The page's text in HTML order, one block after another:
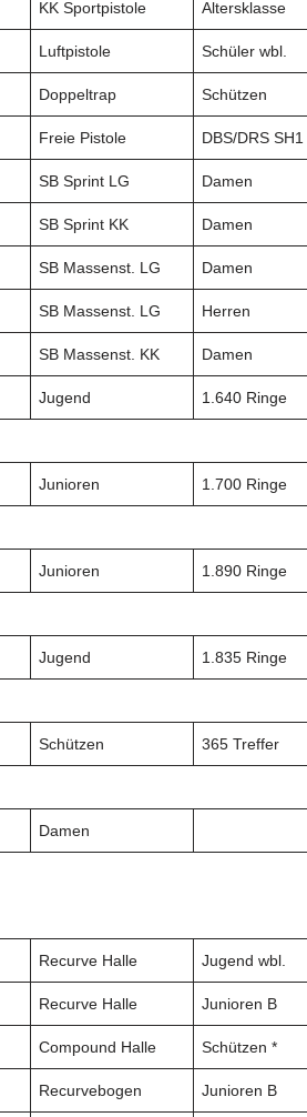
KK Sportpistole Altersklasse
Luftpistole Schüler wbl.
Doppeltrap Schützen
Freie Pistole DBS/DRS SH1
SB Sprint LG Damen
SB Sprint KK Damen
SB Massenst. LG Damen
SB Massenst. LG Herren
SB Massenst. KK Damen
Jugend 1.640 Ringe
Junioren 1.700 Ringe
Junioren 1.890 Ringe
Jugend 1.835 Ringe
Schützen 365 Treffer
Damen
Recurve Halle Jugend wbl.
Recurve Halle Junioren B
Compound Halle Schützen *
Recurvebogen Junioren B